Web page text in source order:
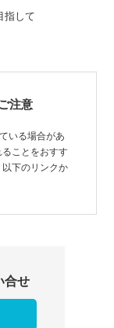
指して
注意
いる場合があ
ことをおすす
下のリンクか
合せ